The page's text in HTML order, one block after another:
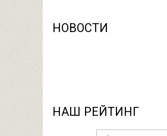
НОВОСТИ
НАШ РЕЙТИНГ